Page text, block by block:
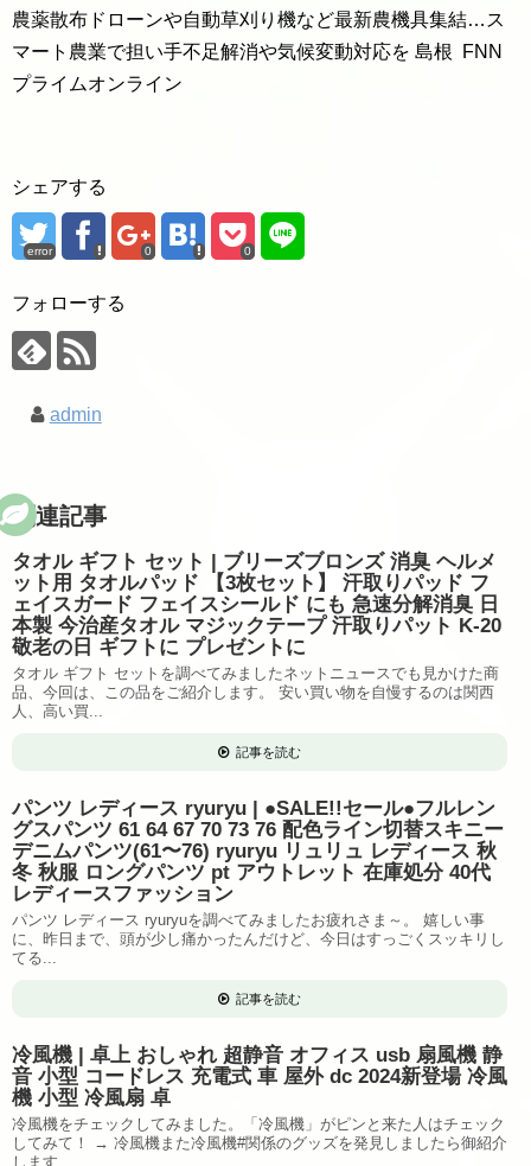
農薬散布ドローンや自動草刈り機など最新農機具集結…ス
マート農業で担い手不足解消や気候変動対応を 島根 FNN
プライムオンライン
シェアする
error 0 0
フォローする
admin
関連記事
タオル ギフト セット | ブリーズブロンズ 消臭 ヘルメ
ット用 タオルパッド 【3枚セット】 汗取りパッド フ
ェイスガード フェイスシールド にも 急速分解消臭 日
本製 今治産タオル マジックテープ 汗取りパット K-20
敬老の日 ギフトに プレゼントに
タオル ギフト セットを調べてみましたネットニュースでも見かけた商
品、今回は、この品をご紹介します。 安い買い物を自慢するのは関西
人、高い買...
記事を読む
パンツ レディース ryuryu | ●SALE!!セール●フルレン
グスパンツ 61 64 67 70 73 76 配色ライン切替スキニー
デニムパンツ(61〜76) ryuryu リュリュ レディース 秋
冬 秋服 ロングパンツ pt アウトレット 在庫処分 40代
レディースファッション
パンツ レディース ryuryuを調べてみましたお疲れさま～。 嬉しい事
に、昨日まで、頭が少し痛かったんだけど、今日はすっごくスッキリし
てる...
記事を読む
冷風機 | 卓上 おしゃれ 超静音 オフィス usb 扇風機 静
音 小型 コードレス 充電式 車 屋外 dc 2024新登場 冷風
機 小型 冷風扇 卓
冷風機をチェックしてみました。「冷風機」がピンと来た人はチェック
してみて！ → 冷風機また冷風機#関係のグッズを発見しましたら御紹介
します...